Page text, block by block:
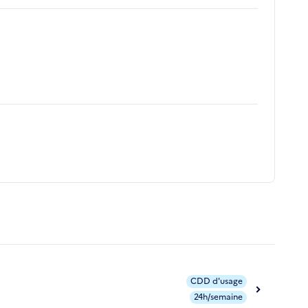
CDD d'usage
24h/semaine